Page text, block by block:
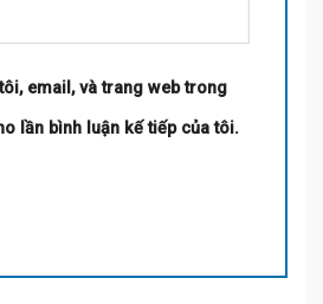
email, và trang web trong
lần bình luận kế tiếp của tôi.